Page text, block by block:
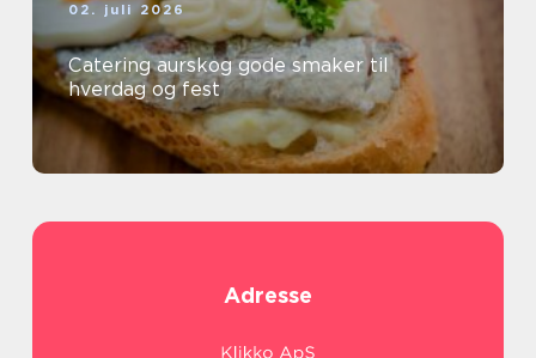
02. juli 2026
Catering aurskog gode smaker til
hverdag og fest
Adresse